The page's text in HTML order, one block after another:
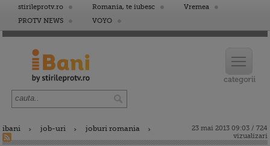
stirileprotv.ro Romania, te iubesc
Vremea
PROTV NEWS
VOYO
ibani job-uri joburi romania
23 mai 2013 09:03 / 724
vizualizari